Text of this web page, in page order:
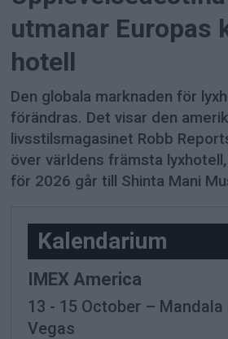
utmanar Europas
hotell
Den globala marknaden för
förändras. Det visar den
livsstilsmagasinet Robb
över världens främsta
för 2026 går till Shinta Mani
Kalendarium
IMEX America
13 - 15 October – Mandala
Vegas